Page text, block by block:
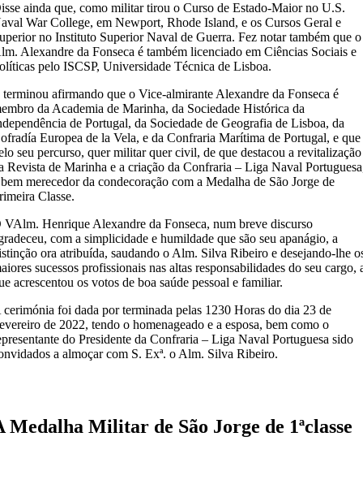
ainda que, como militar tirou o Curso de Estado-Maior no U.S.
War College, em Newport, Rhode Island, e os Cursos Geral e
no Instituto Superior Naval de Guerra. Fez notar também que o
Alexandre da Fonseca é também licenciado em Ciências Sociais e
pelo ISCSP, Universidade Técnica de Lisboa.
terminou afirmando que o Vice-almirante Alexandre da Fonseca é
da Academia de Marinha, da Sociedade Histórica da
de Portugal, da Sociedade de Geografia de Lisboa, da
Europea de la Vela, e da Confraria Marítima de Portugal, e que
seu percurso, quer militar quer civil, de que destacou a revitalização
Revista de Marinha e a criação da Confraria – Liga Naval
merecedor da condecoração com a Medalha de São Jorge de
Classe.
VAlm. Henrique Alexandre da Fonseca, num breve discurso
com a simplicidade e humildade que são seu apanágio, a
ora atribuída, saudando o Alm. Silva Ribeiro e desejando-lhe
sucessos profissionais nas altas responsabilidades do seu cargo,
acrescentou os votos de boa saúde pessoal e familiar.
cerimónia foi dada por terminada pelas 1230 Horas do dia 23 de
de 2022, tendo o homenageado e a esposa, bem como o
do Presidente da Confraria – Liga Naval Portuguesa sido
a almoçar com S. Exª. o Alm. Silva Ribeiro.
Medalha Militar de São Jorge de 1ªclasse